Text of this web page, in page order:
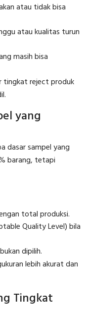
atau tidak bisa
atau kualitas turun
masih bisa
tingkat reject produk
yang
dasar sampel yang
barang, tetapi
total produksi.
Quality Level) bila
dipilih.
lebih akurat dan
Tingkat